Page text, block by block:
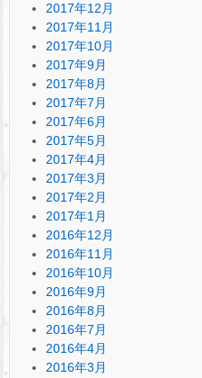
2017年12月
2017年11月
2017年10月
2017年9月
2017年8月
2017年7月
2017年6月
2017年5月
2017年4月
2017年3月
2017年2月
2017年1月
2016年12月
2016年11月
2016年10月
2016年9月
2016年8月
2016年7月
2016年4月
2016年3月